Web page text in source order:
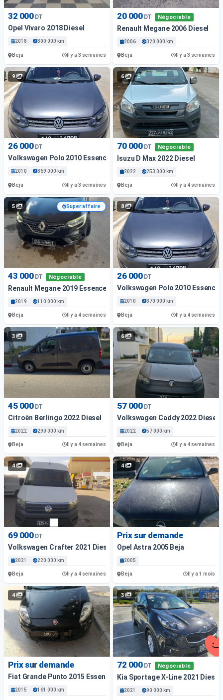
32 000 DT
Opel Vivaro 2018 Diesel
2018 300 000 km
Beja Il y a 3 semaines
20 000 DT Négociable
Renault Megane 2006 Diesel
2006 320 000 km
Beja Il y a 3 semaines
9
26 000 DT
Volkswagen Polo 2010 Essence
2010 369 000 km
Beja Il y a 3 semaines
6
70 000 DT Négociable
Isuzu D Max 2022 Diesel
2022 253 000 km
Beja Il y a 4 semaines
5 Super affaire
43 000 DT Négociable
Renault Megane 2019 Essence
2019 110 000 km
Beja Il y a 4 semaines
8
26 000 DT
Volkswagen Polo 2010 Essence
2010 370 000 km
Beja Il y a 4 semaines
3
45 000 DT
Citroën Berlingo 2022 Diesel
2022 290 000 km
Beja Il y a 4 semaines
6
57 000 DT
Volkswagen Caddy 2022 Diesel
2022 57 000 km
Beja Il y a 4 semaines
4
69 000 DT
Volkswagen Crafter 2021 Diesel
2021 220 000 km
Beja Il y a 4 semaines
4
Prix sur demande
Opel Astra 2005 Beja
2005
Beja Il y a 1 mois
4
Prix sur demande
Fiat Grande Punto 2015 Essence 161 000 Km Beja
2015 161 000 km
3
72 000 DT Négociable
Kia Sportage X-Line 2021 Diesel
2021 90 000 km